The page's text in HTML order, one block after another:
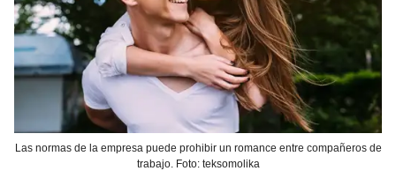
Las normas de la empresa puede prohibir un romance entre compañeros de
trabajo. Foto: teksomolika